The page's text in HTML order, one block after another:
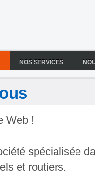
NOS SERVICES
Web !
spécialisée
et routiers.